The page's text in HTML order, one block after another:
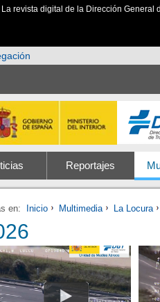
revista digital de la Dirección
Reportajes
en: Inicio Multimedia La Locura